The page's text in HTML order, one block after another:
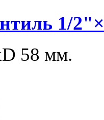
1/
58 мм.